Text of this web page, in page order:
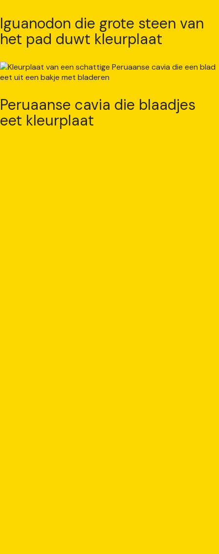
Iguanodon die grote steen van
het pad duwt kleurplaat
Peruaanse cavia die blaadjes
eet kleurplaat